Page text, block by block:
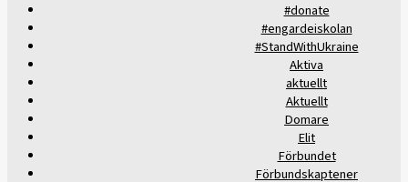
#donate
#engardeiskolan
#StandWithUkraine
Aktiva
aktuellt
Aktuellt
Domare
Elit
Förbundet
Förbundskaptener